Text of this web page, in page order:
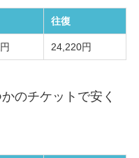
往復
24,220円
のチケットで安く